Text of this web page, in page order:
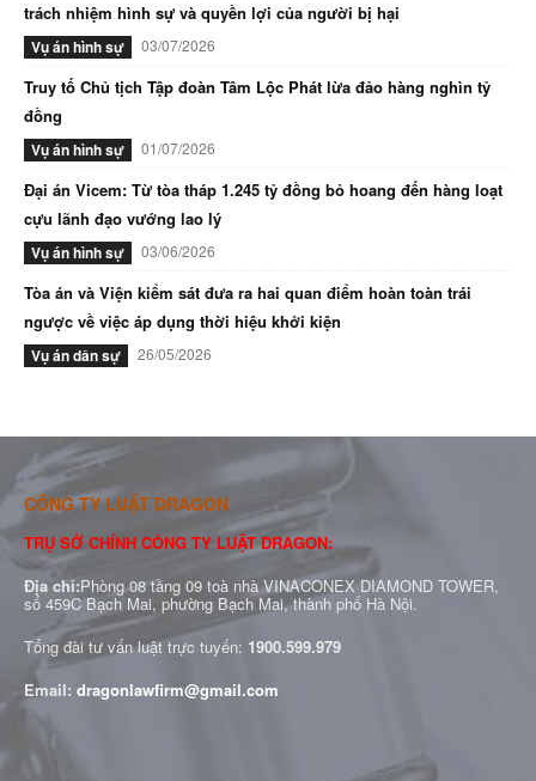
trách nhiệm hình sự và quyền lợi của người bị hại
Vụ án hình sự 03/07/2026
Truy tố Chủ tịch Tập đoàn Tâm Lộc Phát lừa đảo hàng nghìn tỷ
đồng
Vụ án hình sự 01/07/2026
Đại án Vicem: Từ tòa tháp 1.245 tỷ đồng bỏ hoang đến hàng loạt
cựu lãnh đạo vướng lao lý
Vụ án hình sự 03/06/2026
Tòa án và Viện kiểm sát đưa ra hai quan điểm hoàn toàn trái
ngược về việc áp dụng thời hiệu khởi kiện
Vụ án dân sự 26/05/2026
CÔNG TY LUẬT DRAGON
TRỤ SỞ CHÍNH CÔNG TY LUẬT DRAGON:
Địa chỉ:Phòng 08 tầng 09 toà nhà VINACONEX DIAMOND TOWER,
số 459C Bạch Mai, phường Bạch Mai, thành phố Hà Nội.
Tổng đài tư vấn luật trực tuyến: 1900.599.979
Email: dragonlawfirm@gmail.com